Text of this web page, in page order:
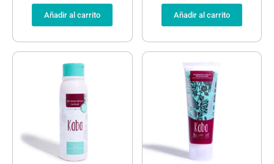
Añadir al carrito Añadir al carrito